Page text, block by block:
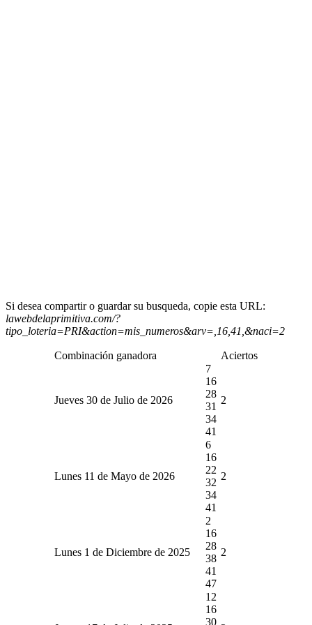
Si desea compartir o guardar su busqueda, copie esta URL:
lawebdelaprimitiva.com/?
tipo_loteria=PRI&action=mis_numeros&arv=,16,41,&naci=2
Combinación ganadora Aciertos
Jueves 30 de Julio de 2026
7
16
28
31
34
41
2
Lunes 11 de Mayo de 2026
6
16
22
32
34
41
2
Lunes 1 de Diciembre de 2025
2
16
28
38
41
47
2
12
16
30